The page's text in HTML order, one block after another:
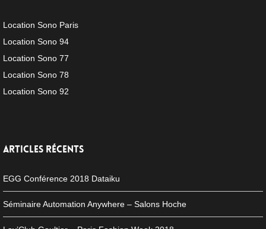
Location Sono Paris
Location Sono 94
Location Sono 77
Location Sono 78
Location Sono 92
ARTICLES RÉCENTS
EGG Conférence 2018 Dataiku
Séminaire Automation Anywhere – Salons Hoche